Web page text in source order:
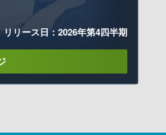
リリース日：2026年第4四半期